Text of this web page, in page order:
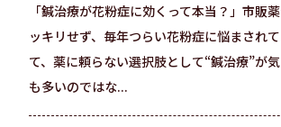
「鍼治療が花粉症に効くって本当？」市販
ッキリせず、毎年つらい花粉症に悩まされ
て、薬に頼らない選択肢として“鍼治療”が
も多いのではな...